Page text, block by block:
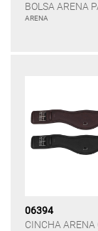
BOLSA ARENA
ARENA
06394
CINCHA ARENA